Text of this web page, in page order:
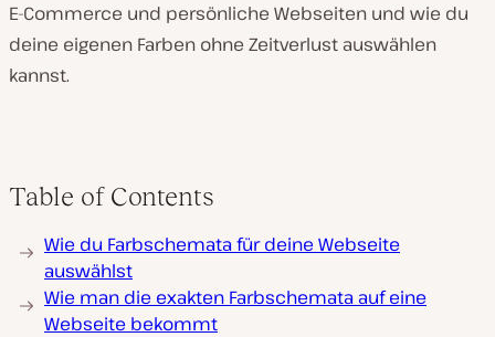
E-Commerce und persönliche Webseiten und wie du
deine eigenen Farben ohne Zeitverlust auswählen
kannst.
Table of Contents
Wie du Farbschemata für deine Webseite
auswählst
Wie man die exakten Farbschemata auf eine
Webseite bekommt